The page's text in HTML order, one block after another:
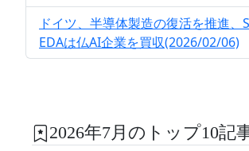
ドイツ、半導体製造の復活を推進、
EDAは仏AI企業を買収(2026/02/06)
2026年7月のトップ10記